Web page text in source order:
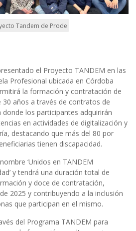
Tandem de Prode
el Proyecto TANDEM en las
Profesional ubicada en Córdoba
la formación y contratación de
años a través de contratos de
los participantes adquirirán
en actividades de digitalización y
destacando que más del 80 por
tienen discapacidad.
‘Unidos en TANDEM
y tendrá una duración total de
y doce de contratación,
2025 y contribuyendo a la inclusión
que participan en el mismo.
del Programa TANDEM para